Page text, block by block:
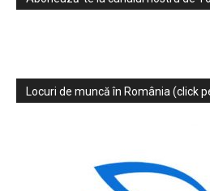
Locuri de muncă în România (click